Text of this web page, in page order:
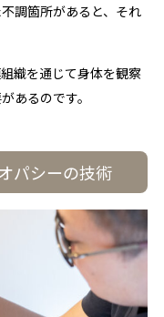
調箇所があると、それ
織を通じて身体を観察
あるのです。
パシーの技術